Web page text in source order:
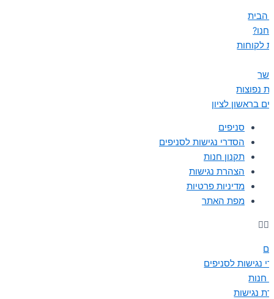
הבית
לקוחות
נפוצות
בראשון לציון
סניפים
הסדרי נגישות לסניפים
תקנון חנות
הצהרת נגישות
מדיניות פרטיות
מפת האתר
נגישות לסניפים
חנות
נגישות